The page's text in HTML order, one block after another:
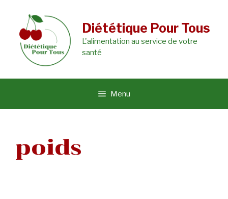
contenu
Diététique Pour Tous
L'alimentation au service de votre
santé
Menu
poids